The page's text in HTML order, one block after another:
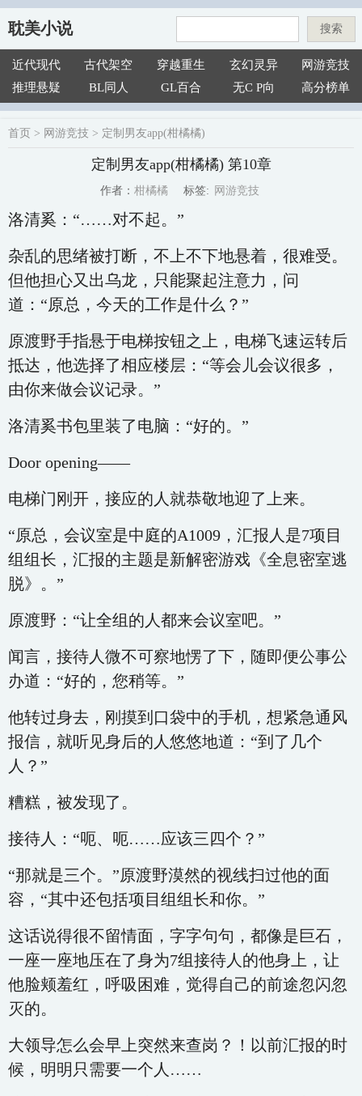
耽美小说 搜索
近代现代 古代架空 穿越重生 玄幻灵异
网游竞技
推理悬疑
BL同人 GL百合 无C P向 高分榜单
首页 > 网游竞技 > 定制男友app(柑橘橘)
定制男友app(柑橘橘) 第10章
作者： 柑橘橘 标签: 网游竞技
洛清奚：“……对不起。”
杂乱的思绪被打断，不上不下地悬着，很难受。
但他担心又出乌龙，只能聚起注意力，问
道：“原总，今天的工作是什么？”
原渡野手指悬于电梯按钮之上，电梯飞速运转后
抵达，他选择了相应楼层：“等会儿会议很多，
由你来做会议记录。”
洛清奚书包里装了电脑：“好的。”
Door opening——
电梯门刚开，接应的人就恭敬地迎了上来。
“原总，会议室是中庭的A1009，汇报人是7项目
组组长，汇报的主题是新解密游戏《全息密室逃
脱》。”
原渡野：“让全组的人都来会议室吧。”
闻言，接待人微不可察地愣了下，随即便公事公
办道：“好的，您稍等。”
他转过身去，刚摸到口袋中的手机，想紧急通风
报信，就听见身后的人悠悠地道：“到了几个
人？”
糟糕，被发现了。
接待人：“呃、呃……应该三四个？”
“那就是三个。”原渡野漠然的视线扫过他的面
容，“其中还包括项目组组长和你。”
这话说得很不留情面，字字句句，都像是巨石，
一座一座地压在了身为7组接待人的他身上，让
他脸颊羞红，呼吸困难，觉得自己的前途忽闪忽
灭的。
大领导怎么会早上突然来查岗？！以前汇报的时
候，明明只需要一个人……